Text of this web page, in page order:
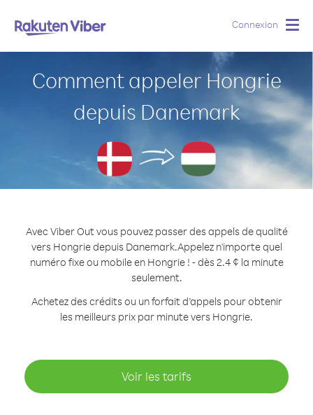
Connexion
Comment appeler Hongrie
depuis Danemark
Avec Viber Out vous pouvez passer des appels de qualité
vers Hongrie depuis Danemark.Appelez n'importe quel
numéro fixe ou mobile en Hongrie ! - dès 2.4 ¢ la minute
seulement.
Achetez des crédits ou un forfait d’appels pour obtenir
les meilleurs prix par minute vers Hongrie.
Voir les tarifs